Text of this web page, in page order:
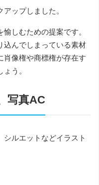
ップしました。
しむための提案です。
込んでしまっている素材
肖像権や商標権が存在す
う。
写真AC
シルエットなどイラスト